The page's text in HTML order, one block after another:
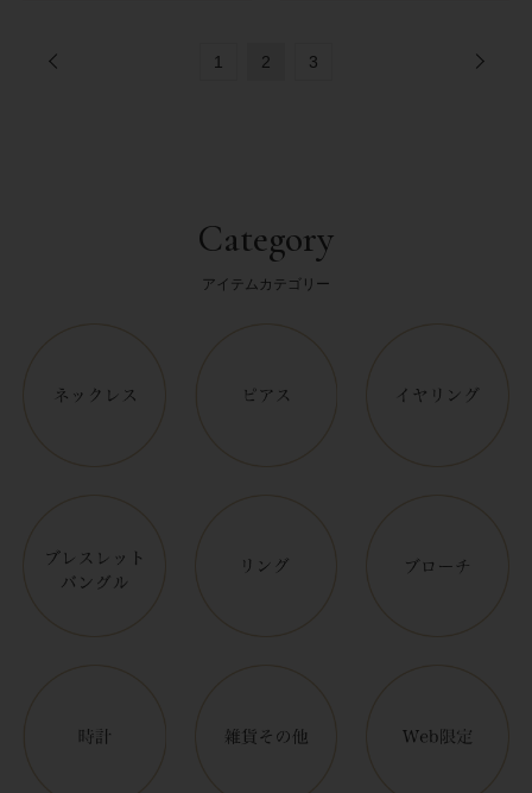
1 2 3
Category
アイテムカテゴリー